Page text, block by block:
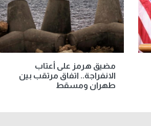
مضيق هرمز على أعتاب
الانفراجة.. اتفاق مرتقب بين
طهران ومسقط